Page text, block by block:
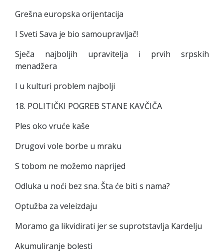
Grešna europska orijentacija
I Sveti Sava je bio samoupravljač!
Sječa najboljih upravitelja i prvih srpskih
menadžera
I u kulturi problem najbolji
18. POLITIČKI POGREB STANE KAVČIČA
Ples oko vruće kaše
Drugovi vole borbe u mraku
S tobom ne možemo naprijed
Odluka u noći bez sna. Šta će biti s nama?
Optužba za veleizdaju
Moramo ga likvidirati jer se suprotstavlja Kardelju
Akumuliranje bolesti